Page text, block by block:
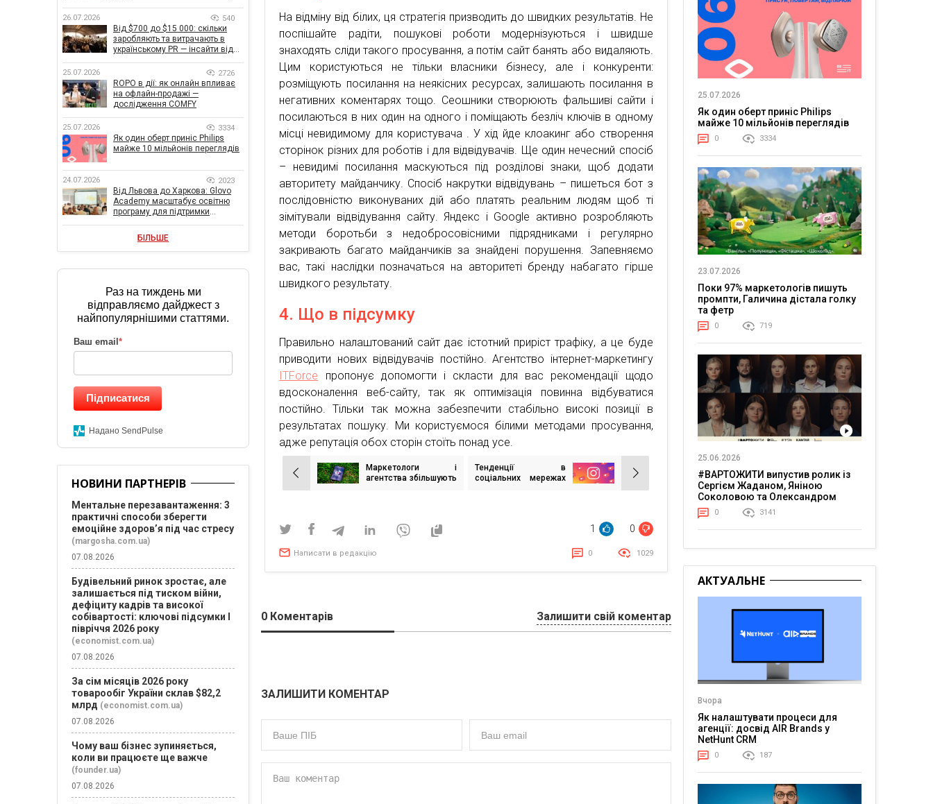
На відміну від білих, ця стратегія призводить до швидких результатів. Не
поспішайте радіти, пошукові роботи модернізуються і швидше
знаходять сліди такого просування, а потім сайт банять або видаляють.
Цим користуються не тільки власники бізнесу, але і конкуренти:
розміщують посилання на неякісних ресурсах, залишають посилання в
негативних коментарях тощо. Сеошники створюють фальшиві сайти і
посилаються в них один на одного і поміщають безліч ключів в одному
місці невидимому для користувача . У хід йде клоакинг або створення
сторінок різних для роботів і для відвідувачів. Ще один нечесний спосіб
– невидимі посилання маскуються під розділові знаки, щоб додати
авторитету майданчику. Спосіб накрутки відвідувань – пишеться бот з
послідовністю виконуваних дій або платять реальним людям щоб ті
зімітували відвідування сайту. Яндекс і Google активно розробляють
методи боротьби з недобросовісними підрядниками і регулярно
закривають багато майданчиків за знайдені порушення. Запевняємо
вас, такі наслідки позначаться на авторитеті бренду набагато гірше
швидкого результату.
4. Що в підсумку
Правильно налаштований сайт дає істотний приріст трафіку, а це буде
приводити нових відвідувачів постійно. Агентство інтернет-маркетингу
ITForce пропонує допомогти і скласти для вас рекомендації щодо
вдосконалення веб-сайту, так як оптимізація повинна відбуватися
постійно. Тільки так можна забезпечити стабільно високі позиції в
результатах пошуку. Ми користуємося білими методами просування,
адже репутація обох сторін стоїть понад усе.
Навігація
записів
Маркетологи і
агентства збільшують
Тенденції в
соціальних мережах
1 0
Написати в редакцію 0 1029
0 Коментарів Залишити свій коментар
ЗАЛИШИТИ КОМЕНТАР
26.07.2026 540
Від $700 до $15 000: скільки
заробляють та витрачають в
українському PR — інсайти від
25.07.2026 2726
ROPO в дії: як онлайн впливає
на офлайн-продажі —
дослідження COMFY
25.07.2026 3334
Як один оберт приніс Philips
майже 10 мільйонів переглядів
24.07.2026 2023
Від Львова до Харкова: Glovo
Academy масштабує освітню
програму для підтримки
БІЛЬШЕ
Раз на тиждень ми
відправляємо дайджест з
найпопулярнішими статтями.
Ваш email *
Підписатися
Надано SendPulse
НОВИНИ ПАРТНЕРІВ
Ментальне перезавантаження: 3
практичні способи зберегти
емоційне здоров’я під час стресу
(margosha.com.ua)
07.08.2026
Будівельний ринок зростає, але
залишається під тиском війни,
дефіциту кадрів та високої
собівартості: ключові підсумки І
півріччя 2026 року
(economist.com.ua)
07.08.2026
За сім місяців 2026 року
товарообіг України склав $82,2
млрд (economist.com.ua)
07.08.2026
Чому ваш бізнес зупиняється,
коли ви працюєте ще важче
(founder.ua)
07.08.2026
25.07.2026
Як один оберт приніс Philips
майже 10 мільйонів переглядів
0 3334
23.07.2026
Поки 97% маркетологів пишуть
промпти, Галичина дістала голку
та фетр
0 719
25.06.2026
#ВАРТОЖИТИ випустив ролик із
Сергієм Жаданом, Яніною
Соколовою та Олександром
Тереном про життя в постійній
напрузі
0 3141
АКТУАЛЬНЕ
Вчора
Як налаштувати процеси для
агенції: досвід AIR Brands у
NetHunt CRM
0 187